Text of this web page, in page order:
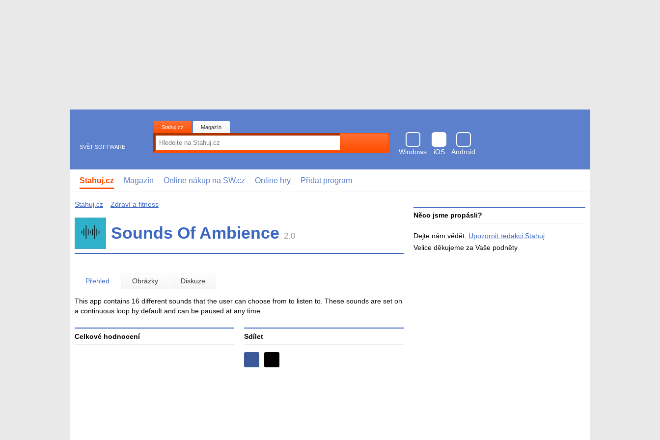
SVĚT SOFTWARE
Stahuj.cz Magazín
Windows
iOS
Android
antivirem
Stahuj.cz Magazín Online nákup na SW.cz Online hry Přidat program
Stahuj.cz Zdraví a fitness
Sounds Of Ambience 2.0
Přehled Obrázky Diskuze
This app contains 16 different sounds that the user can choose from to listen to. These sounds are set on
a continuous loop by default and can be paused at any time.
Celkové hodnocení Sdílet
Sdílejte
Něco jsme propásli?
Dejte nám vědět. Upozornit redakci Stahuj
Velice děkujeme za Vaše podněty